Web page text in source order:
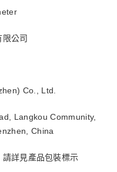
公司
Co., Ltd.
Langkou Community,
China
詳見產品包裝標示